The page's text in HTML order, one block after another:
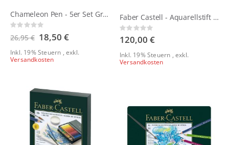
Chameleon Pen - 5er Set Grey Tones
Rating:
0%
26,95 € Sonderangebot
18,50 €
Inkl. 19% Steuern ,exkl.
Versandkosten
Faber Castell - Aquarellstift ALBRECHT DÜRER® | 60er Metalletui
Rating:
0%
120,00 €
Inkl. 19% Steuern ,exkl.
Versandkosten